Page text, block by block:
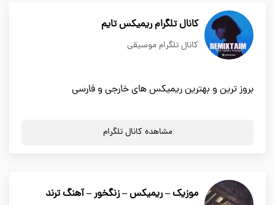
کانال تلگرام ریمیکس تایم
کانال تلگرام موسیقی
بروز ترین و بهترین ریمیکس های خارجی و فارسی
مشاهده کانال تلگرام
موزیک – ریمیکس – زنگخور – آهنگ ترند